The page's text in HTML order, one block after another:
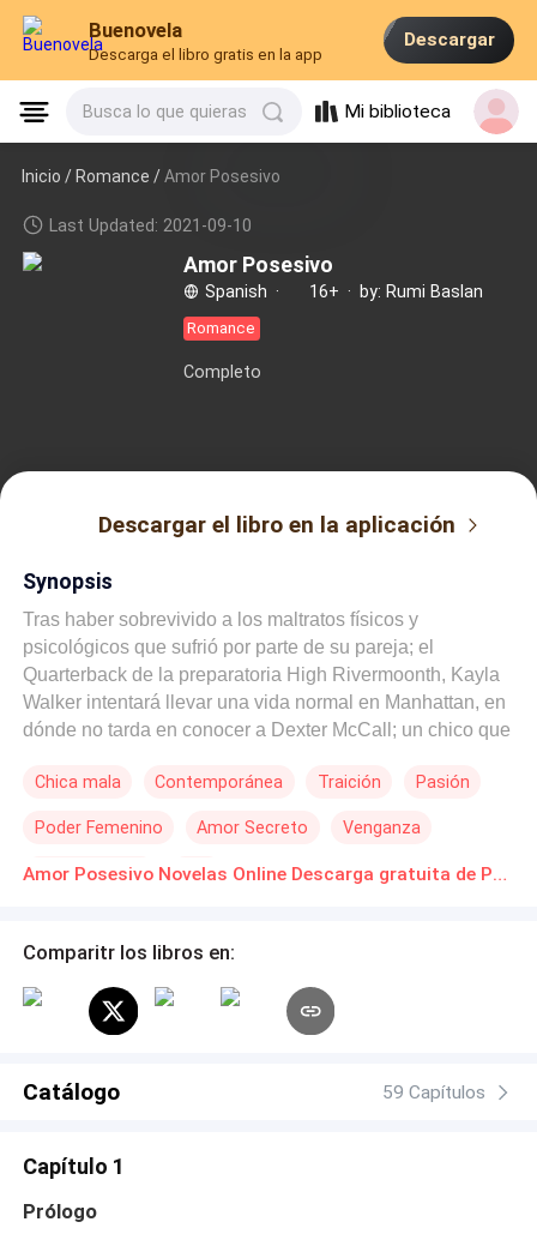
Buenovela
Descarga el libro gratis en la app
Descargar
Busca lo que quieras Mi biblioteca
Inicio /Romance /Amor Posesivo
Last Updated: 2021-09-10
Amor Posesivo
Spanish · 16+ · by: Rumi Baslan
Romance
Completo
Descargar el libro en la aplicación
Synopsis
Tras haber sobrevivido a los maltratos físicos y
psicológicos que sufrió por parte de su pareja; el
Quarterback de la preparatoria High Rivermoonth, Kayla
Walker intentará llevar una vida normal en Manhattan, en
dónde no tarda en conocer a Dexter McCall; un chico que
provocando que ella comience a fijarse en él de manera
realidad, eso solo puede ser una fachada. Ya que
esconde un oscuro secreto, uno que incluso hará de su
persona que podrá ayudarla a escapar, un monstruo de
desea lo que es mío... Y ella, me pertenece. Mi nombre es
Darren, ella ya no me pertenece, la lastimé, y ahora... me
Chica mala Contemporánea Traición Pasión
Poder Femenino Amor Secreto Venganza
Independiente CEO Amor Posesivo Novelas Online Descarga gratuita de PDF
Comparitr los libros en:
Catálogo 59 Capítulos
Capítulo 1
Prólogo